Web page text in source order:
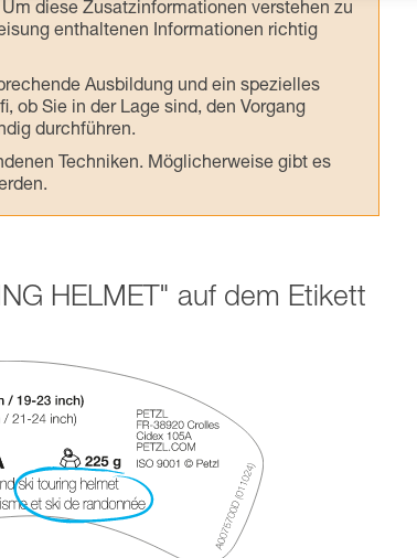
diese Zusatzinformationen verstehen zu
enthaltenen Informationen richtig
Ausbildung und ein spezielles
ob Sie in der Lage sind, den Vorgang
durchführen.
Techniken. Möglicherweise gibt es
HELMET" auf dem Etikett